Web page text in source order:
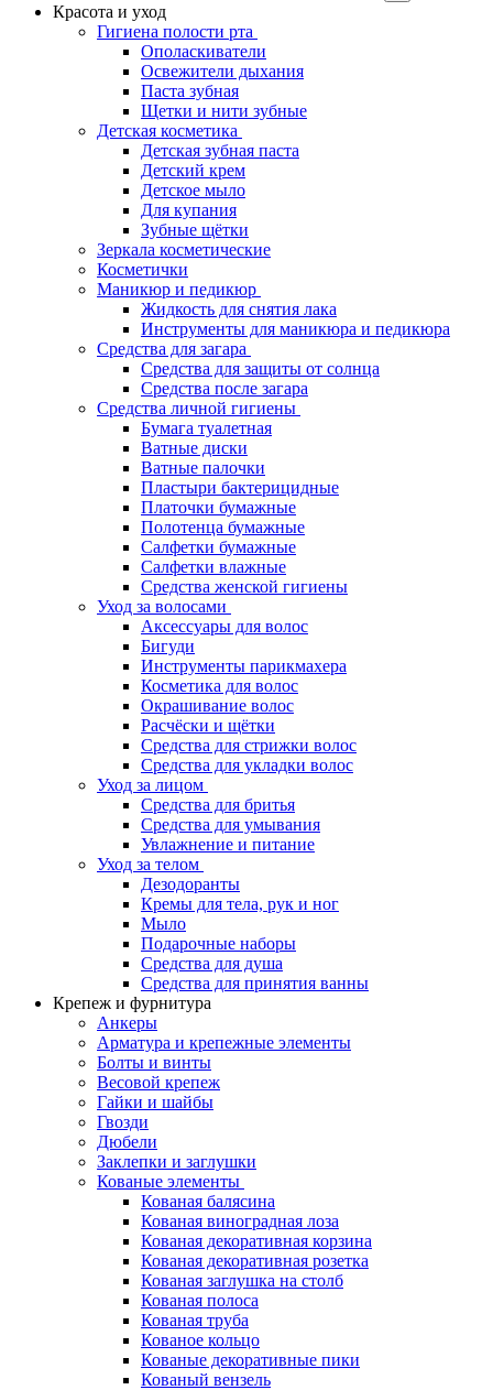
Красота и уход
Гигиена полости рта
Ополаскиватели
Освежители дыхания
Паста зубная
Щетки и нити зубные
Детская косметика
Детская зубная паста
Детский крем
Детское мыло
Для купания
Зубные щётки
Зеркала косметические
Косметички
Маникюр и педикюр
Жидкость для снятия лака
Инструменты для маникюра и педикюра
Средства для загара
Средства для защиты от солнца
Средства после загара
Средства личной гигиены
Бумага туалетная
Ватные диски
Ватные палочки
Пластыри бактерицидные
Платочки бумажные
Полотенца бумажные
Салфетки бумажные
Салфетки влажные
Средства женской гигиены
Уход за волосами
Аксессуары для волос
Бигуди
Инструменты парикмахера
Косметика для волос
Окрашивание волос
Расчёски и щётки
Средства для стрижки волос
Средства для укладки волос
Уход за лицом
Средства для бритья
Средства для умывания
Увлажнение и питание
Уход за телом
Дезодоранты
Кремы для тела, рук и ног
Мыло
Подарочные наборы
Средства для душа
Средства для принятия ванны
Крепеж и фурнитура
Анкеры
Арматура и крепежные элементы
Болты и винты
Весовой крепеж
Гайки и шайбы
Гвозди
Дюбели
Заклепки и заглушки
Кованые элементы
Кованая балясина
Кованая виноградная лоза
Кованая декоративная корзина
Кованая декоративная розетка
Кованая заглушка на столб
Кованая полоса
Кованая труба
Кованое кольцо
Кованые декоративные пики
Кованый вензель